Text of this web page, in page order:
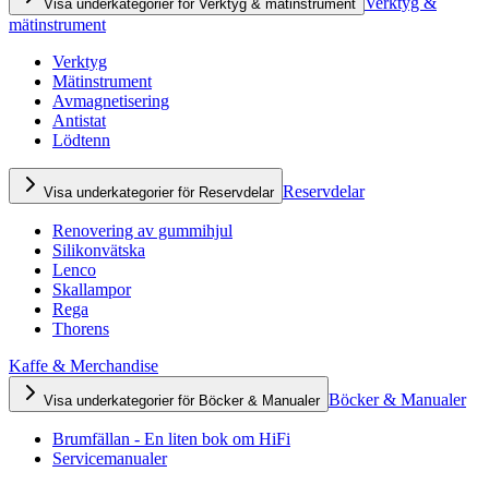
Visa underkategorier för Verktyg & mätinstrument
mätinstrument
Verktyg
Mätinstrument
Avmagnetisering
Antistat
Lödtenn
Visa underkategorier för Reservdelar Reservdelar
Renovering av gummihjul
Silikonvätska
Lenco
Skallampor
Rega
Thorens
Kaffe & Merchandise
Visa underkategorier för Böcker & Manualer Böcker & Manualer
Brumfällan - En liten bok om HiFi
Servicemanualer